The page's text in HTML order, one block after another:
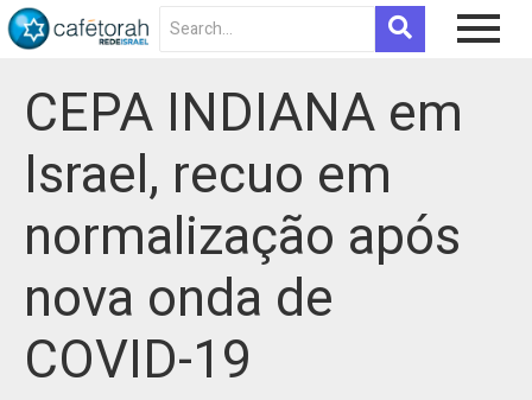
CEPA INDIANA em
Israel, recuo em
normalização após
nova onda de
COVID-19